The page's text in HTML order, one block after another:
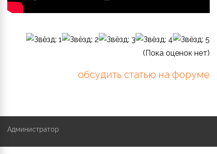
(Пока оценок нет)
обсудить статью на форуме
Администратор